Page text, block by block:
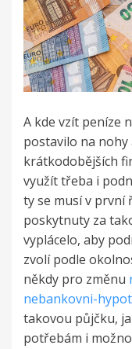
A kde vzít peníze
postavilo na nohy
krátkodobějších
využít třeba i
ty se musí v první
poskytnuty za
vyplácelo, aby
zvolí podle
někdy pro změnu
nebankovni-
takovou půjčku,
potřebám i